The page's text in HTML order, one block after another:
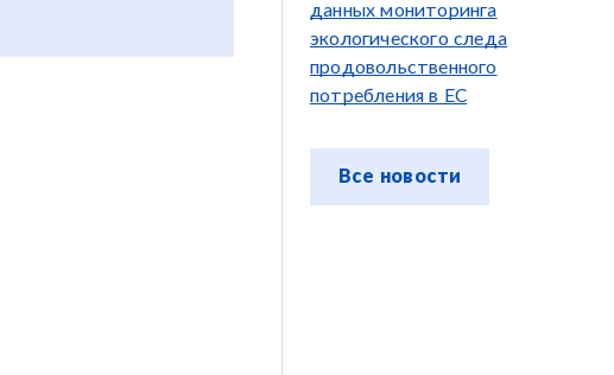
данных мониторинга
экологического следа
продовольственного
потребления в ЕС
Все новости